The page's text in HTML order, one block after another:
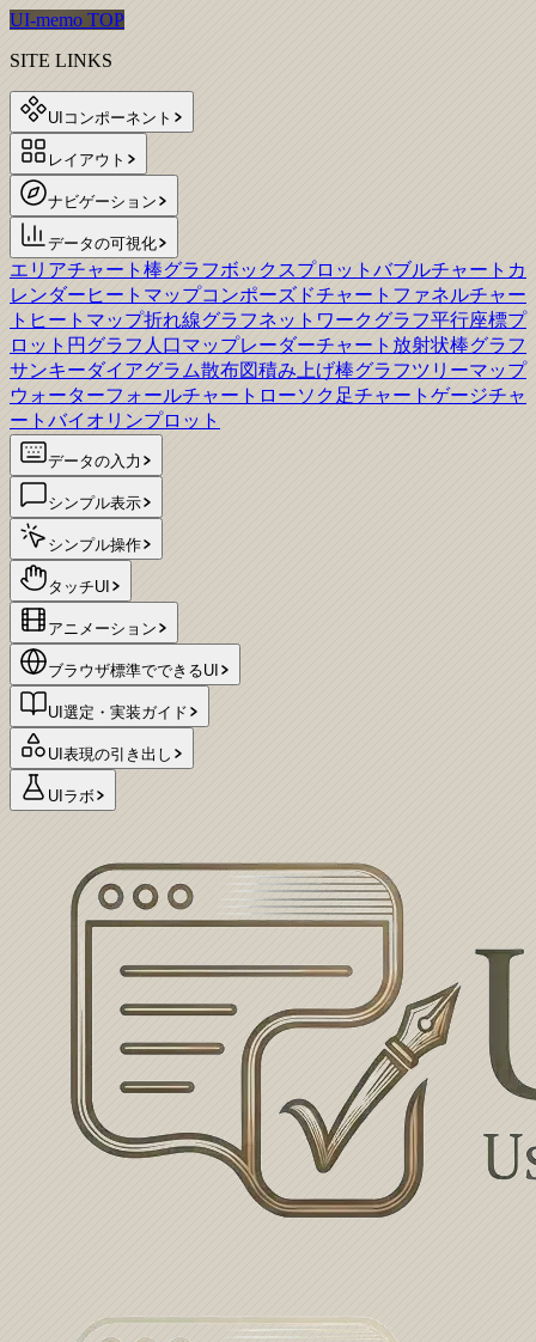
UI-memo TOP
SITE LINKS
UIコンポーネント
レイアウト
ナビゲーション
データの可視化
エリアチャート 棒グラフボックスプロット バブルチャート カ
レンダーヒートマップコンポーズドチャート ファネルチャー
ト ヒートマップ折れ線グラフネットワークグラフ平行座標プ
ロット 円グラフ 人口マップレーダーチャート 放射状棒グラフ
サンキーダイアグラム散布図積み上げ棒グラフツリーマップ
ウォーターフォールチャート ローソク足チャート ゲージチャ
ート バイオリンプロット
データの入力
シンプル表示
シンプル操作
タッチUI
アニメーション
ブラウザ標準でできるUI
UI選定・実装ガイド
UI表現の引き出し
UIラボ